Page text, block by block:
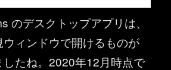
のデスクトップアプリは、
ィンドウで開けるものが
たね。2020年12月時点で